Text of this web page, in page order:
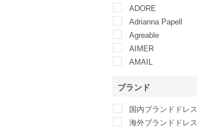
ADORE
Adrianna Papell
Agreable
AIMER
AMAIL
Ameri VINTAGE
ANAYI
And Couture
ブランド
国内ブランドドレス
海外ブランドドレス